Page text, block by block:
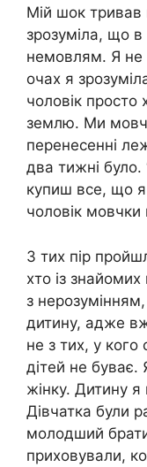
Мій шок тривав
зрозуміла, що
немовлям. Я не
очах я
чоловік просто
землю. Ми
перенесенні
два тижні було.
купиш все, що я
чоловік мовчки
З тих пір
хто із
з
дитину, адже
не з тих, у кого
дітей не буває.
жінку. Дитину я
Дівчатка були
молодший
приховували,